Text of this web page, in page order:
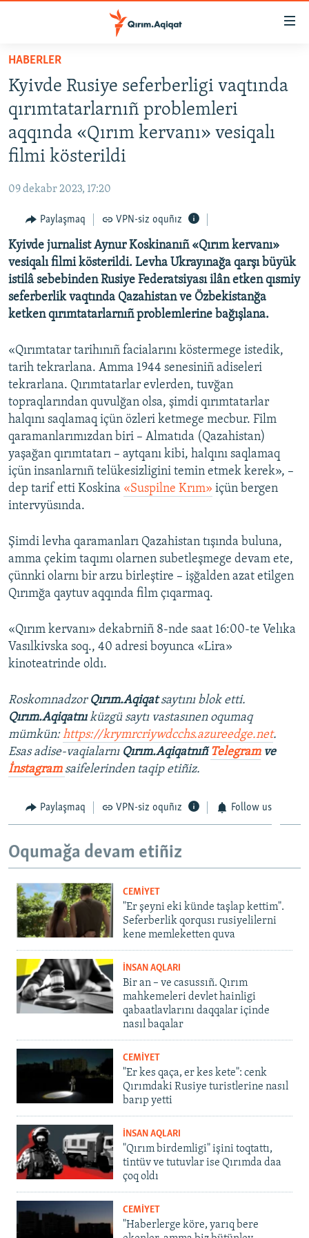
Esas
qaytmaq
Baş
navigatsiyağa
qaytmaq
Qıdıruvğa
HABERLER
SİYASET
İQTİSADİYAT
CEMİYET
İNSAN AQLARI
VİDEO
SÜRET
BLOGLAR
FİKİR
Українською
QOŞULIÑIZ!
RFE/RS bütün saytları
HABERLER
Kyivde Rusiye seferberligi vaqtında
qırımtatarlarnıñ problemleri
aqqında «Qırım kervanı» vesiqalı
filmi kösterildi
09 dekabr 2023, 17:20
Paylaşmaq VPN-siz oquñız
Kyivde jurnalist Aynur Koskinanıñ «Qırım kervanı»
vesiqalı filmi kösterildi. Levha Ukrayınağa qarşı büyük
istilâ sebebinden Rusiye Federatsiyası ilân etken qısmiy
seferberlik vaqtında Qazahistan ve Özbekistanğa
ketken qırımtatarlarnıñ problemlerine bağışlana.
«Qırımtatar tarihınıñ facialarını köstermege istedik,
tarih tekrarlana. Amma 1944 senesiniñ adiseleri
tekrarlana. Qırımtatarlar evlerden, tuvğan
topraqlarından quvulğan olsa, şimdi qırımtatarlar
halqını saqlamaq içün özleri ketmege mecbur. Film
qaramanlarımızdan biri – Almatıda (Qazahistan)
yaşağan qırımtatarı – aytqanı kibi, halqını saqlamaq
içün insanlarnıñ telükesizligini temin etmek kerek», –
dep tarif etti Koskina «Suspilne Krım» içün bergen
intervyüsında.
Şimdi levha qaramanları Qazahistan tışında buluna,
amma çekim taqımı olarnen subetleşmege devam ete,
çünnki olarnı bir arzu birleştire – işğalden azat etilgen
Qırımğa qaytuv aqqında film çıqarmaq.
«Qırım kervanı» dekabrniñ 8-nde saat 16:00-te Velıka
Vasılkivska soq., 40 adresi boyunca «Lira»
kinoteatrinde oldı.
Roskomnadzor Qırım.Aqiqatsaytını blok etti.
Qırım.Aqiqatnıküzgü saytı vastasınen oqumaq
mümkün:https://krymrcriywdcchs.azureedge.net.
Esas adise-vaqialarnı Qırım.AqiqatnıñTelegramve
İnstagram saifelerinden taqip etiñiz.
Paylaşmaq VPN-siz oquñız Follow us
Oqumağa devam etiñiz
CEMİYET
"Er şeyni eki künde taşlap kettim".
Seferberlik qorqusı rusiyelilerni
kene memleketten quva
İNSAN AQLARI
Bir an – ve casussıñ. Qırım
mahkemeleri devlet hainligi
qabaatlavlarını daqqalar içinde
nasıl baqalar
CEMİYET
"Er kes qaça, er kes kete": cenk
Qırımdaki Rusiye turistlerine nasıl
barıp yetti
İNSAN AQLARI
"Qırım birdemligi" işini toqtattı,
tintüv ve tutuvlar ise Qırımda daa
çoq oldı
CEMİYET
"Haberlerge köre, yarıq bere